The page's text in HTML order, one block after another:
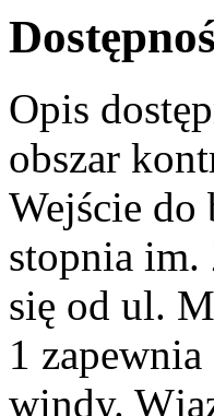
Opis
obszar
Wejście do
stopnia
się od ul.
1
windy.